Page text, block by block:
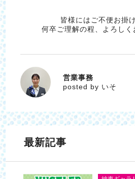
皆様にはご不便お掛
何卒ご理解の程、よろしく
いそ
営業事務
posted by いそ
最新記事